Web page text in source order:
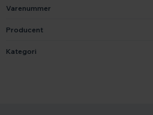
Varenummer
Producent
Kategori